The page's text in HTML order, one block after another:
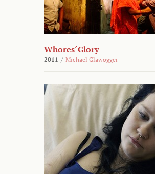
Whores´Glory
2011 / Michael Glawogger